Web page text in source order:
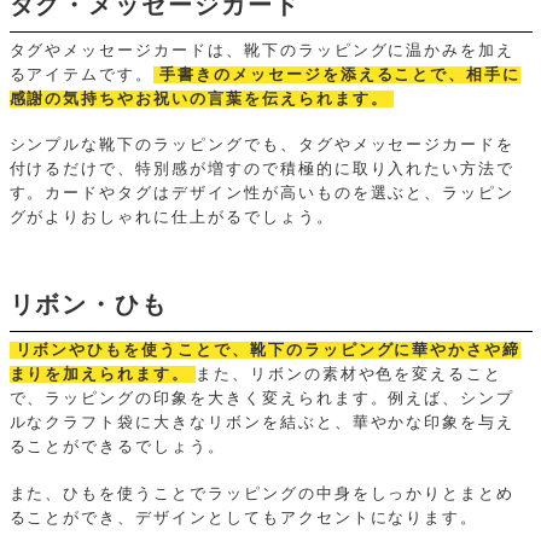
タグやメッセージカードは、靴下のラッピングに温かみを加え
るアイテムです。
手書きのメッセージを添えることで、相手に
感謝の気持ちやお祝いの言葉を伝えられます。
シンプルな靴下のラッピングでも、タグやメッセージカードを
付けるだけで、特別感が増すので積極的に取り入れたい方法で
す。カードやタグはデザイン性が高いものを選ぶと、ラッピン
グがよりおしゃれに仕上がるでしょう。
リボン・ひも
リボンやひもを使うことで、靴下のラッピングに華やかさや締
まりを加えられます。
また、リボンの素材や色を変えること
で、ラッピングの印象を大きく変えられます。例えば、シンプ
ルなクラフト袋に大きなリボンを結ぶと、華やかな印象を与え
ることができるでしょう。
また、ひもを使うことでラッピングの中身をしっかりとまとめ
ることができ、デザインとしてもアクセントになります。